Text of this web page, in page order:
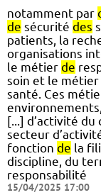
notamment par
de sécurité des
patients, la
organisations
le métier de
soin et le métier
santé. Ces
environnements,
[...] d’activité du
secteur
fonction de la
discipline, du
responsabilité
15/04/2025 17:00